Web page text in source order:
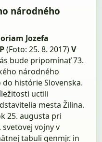
národného
Jozefa
(Foto: 25. 8. 2017)V
bude pripomínať 73.
národného
histórie Slovenska.
uctili
mesta Žilina.
25. augusta pri
vojny v
tabuli genmjr. in